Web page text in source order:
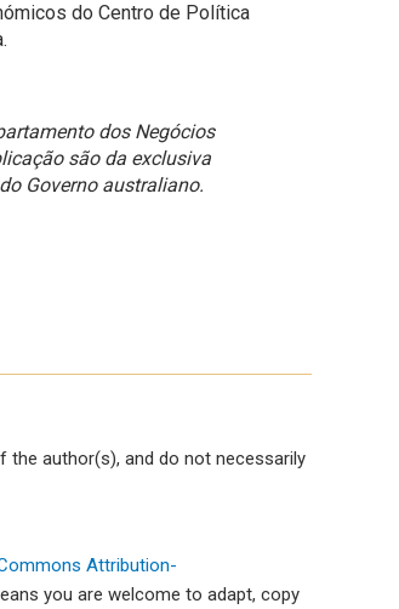
do Centro de Política
dos Negócios
são da exclusiva
Governo australiano.
the author(s), and do not necessarily
Attribution-
you are welcome to adapt, copy